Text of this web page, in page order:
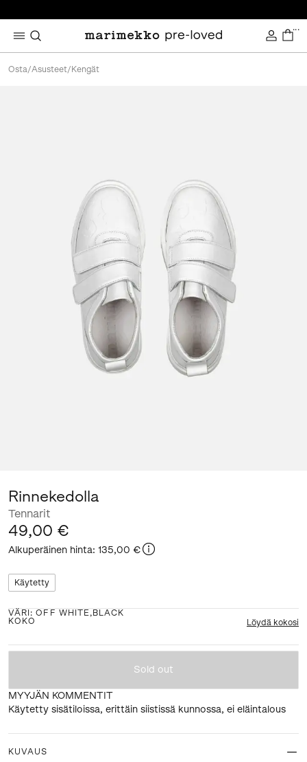
...
Osta/Asusteet/ Kengät
Rinnekedolla
Tennarit
49,00 €
Alkuperäinen hinta: 135,00 €
Käytetty
VÄRI :OFF WHITE,BLACK
KOKO
Löydä kokosi
Sold out
MYYJÄN KOMMENTIT
Käytetty sisätiloissa, erittäin siistissä kunnossa, ei eläintalous
KUVAUS